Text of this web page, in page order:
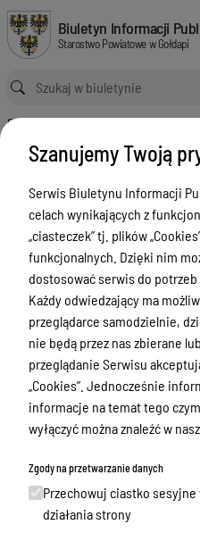
Posiedzenia Rady Powiatu w
Biuletyn Informacji Publicznej
Biuletyn Informacji
Starostwo Powiatowe w Gołdapi
Ścieżka powrotu
Strona główna
Posiedzenia
Posiedzenia Rady Powiatu w Gołdapi V
Posiedzenia
Gołdapi
Menu Przedmiotowe
Powiat
Rada Powiatu
Zarząd Powiatu
Starostwo Powiatowe
Petycje
Oświadczenia majątkowe
Praca w Starostwie
Akty prawne
Szanujemy Twoją
Serwis Biuletynu Informacji
celach wynikających z
„ciasteczek” tj. plików
funkcjonalnych. Dzięki nim
dostosować serwis do potrzeb
Każdy odwiedzający ma
przeglądarce samodzielnie,
nie będą przez nas zbierane
przeglądanie Serwisu
„Cookies”. Jednocześnie
informacje na temat tego czym
wyłączyć można znaleźć w
Zgody na przetwarzanie danych
Przechowuj ciastko
działania strony